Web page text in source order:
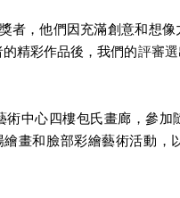
者，他們因充滿創意和想
精彩作品後，我們的評審
術中心四樓包氏畫廊，參加
繪畫和臉部彩繪藝術活動，